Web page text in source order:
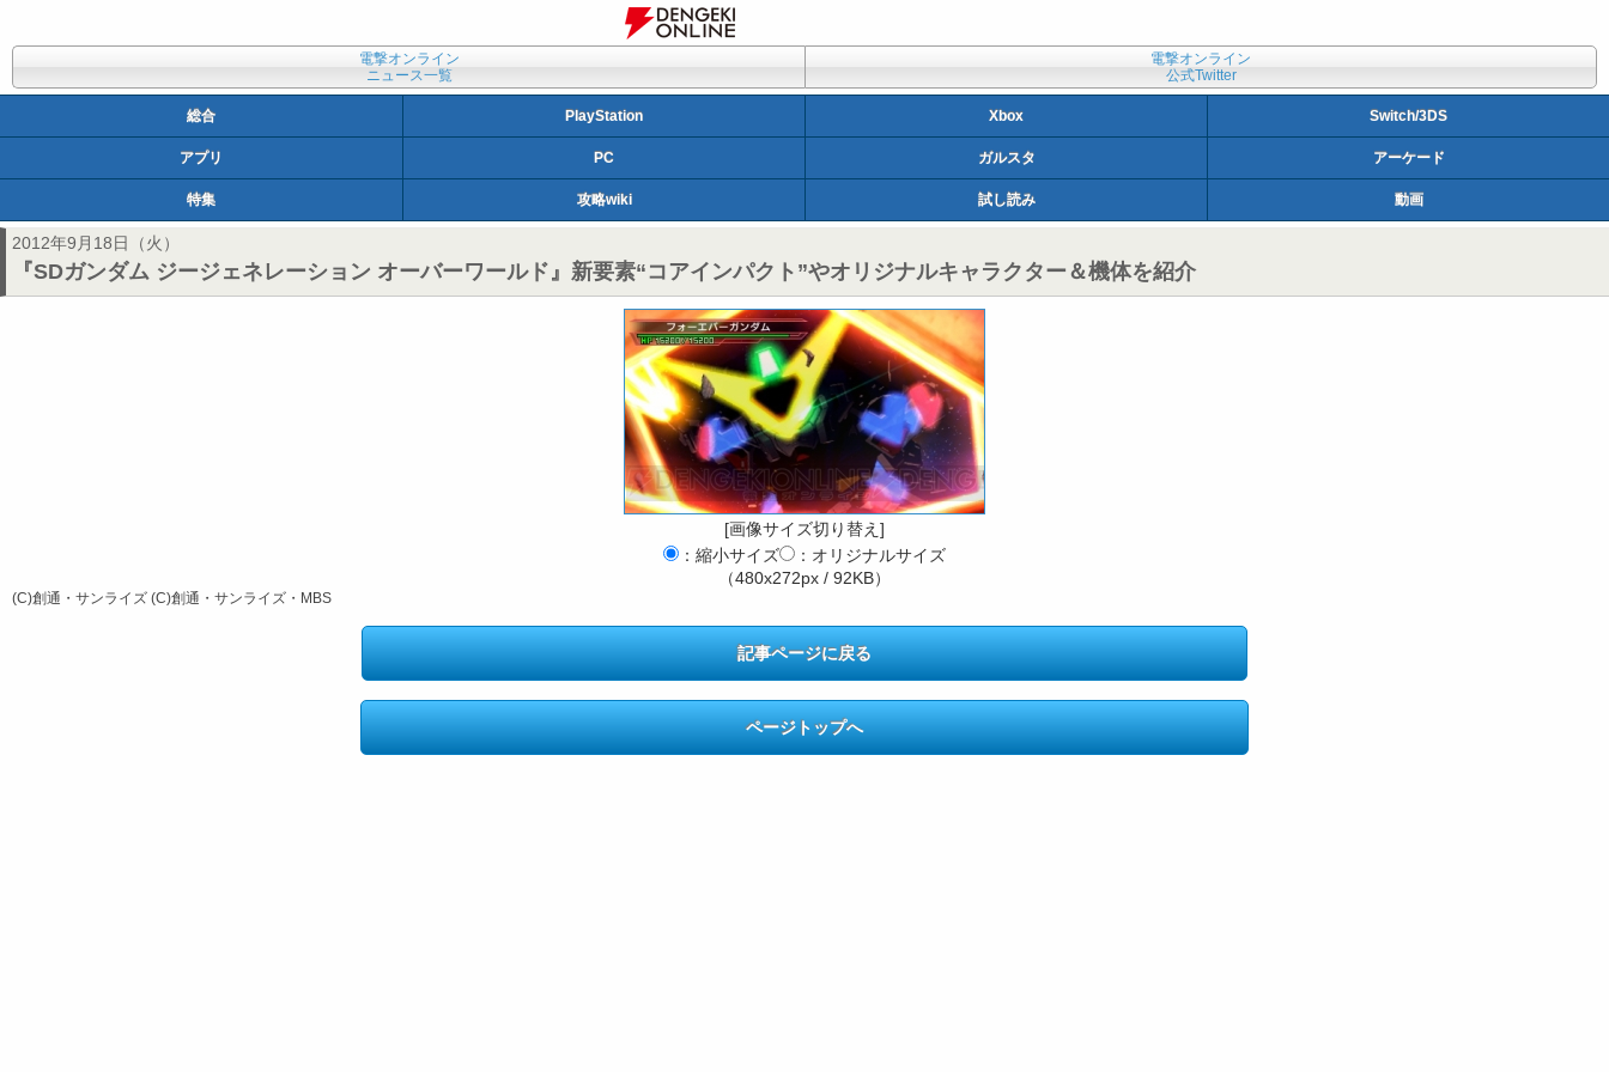
電撃オンライン
ニュース一覧
電撃オンライン
公式Twitter
総合 PlayStation Xbox Switch/3DS
アプリ PC ガルスタ アーケード
特集 攻略wiki 試し読み 動画
2012年9月18日（火）
『SDガンダム ジージェネレーション オーバーワールド』新要素“コアインパクト”やオリジナルキャラクター＆機体を紹介
[画像サイズ切り替え]
：縮小サイズ
：オリジナルサイズ
（480x272px / 92KB）
(C)創通・サンライズ (C)創通・サンライズ・MBS
記事ページに戻る
ページトップへ